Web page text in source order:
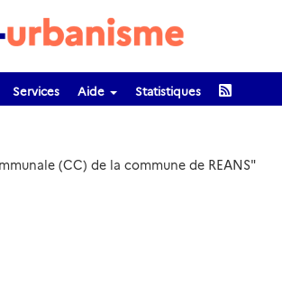
Services Aide Statistiques
(CC) de la commune de REANS"